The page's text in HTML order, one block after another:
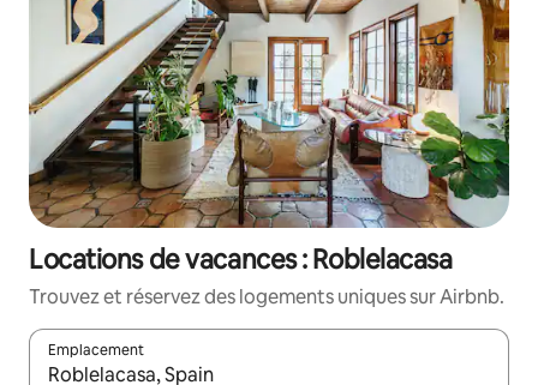
Locations de vacances : Roblelacasa
Trouvez et réservez des logements uniques sur Airbnb.
Emplacement
Quand les résultats sont affichés, parcourez-les en utilisant